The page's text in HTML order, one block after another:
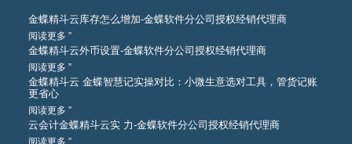
金蝶精斗云库存怎么增加-金蝶软件分公司授权经销代理商
阅读更多 ”
金蝶精斗云外币设置-金蝶软件分公司授权经销代理商
阅读更多 ”
金蝶精斗云 金蝶智慧记实操对比：小微生意选对工具，管货记账
更省心
阅读更多 ”
云会计金蝶精斗云实 力-金蝶软件分公司授权经销代理商
阅读更多 ”